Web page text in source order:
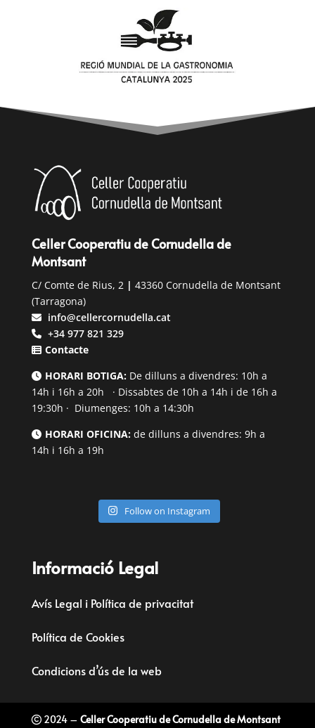
Celler Cooperatiu de Cornudella de
Montsant
C/ Comte de Rius, 2 | 43360 Cornudella de Montsant
(Tarragona)
info@cellercornudella.cat
+34 977 821 329
Contacte
HORARI BOTIGA:De dilluns a divendres: 10h a
14h i 16h a 20h · Dissabtes de 10h a 14h i de 16h a
19:30h · Diumenges: 10h a 14:30h
HORARI OFICINA:de dilluns a divendres: 9h a
14h i 16h a 19h
Follow on Instagram
Informació Legal
Avís Legal i Política de privacitat
Política de Cookies
Condicions d’ús de la web
2024 – Celler Cooperatiu de Cornudella de Montsant